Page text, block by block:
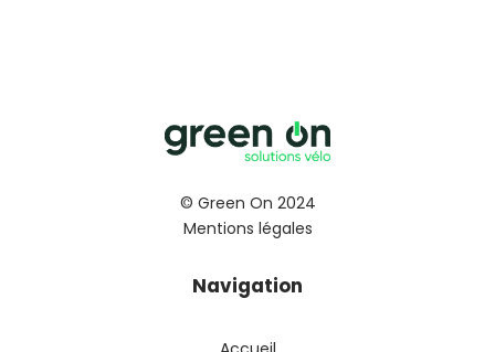
© Green On 2024
Mentions légales
Navigation